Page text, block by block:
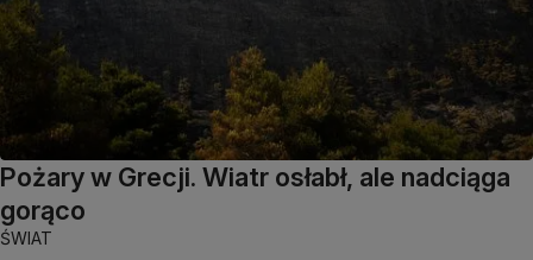
Pożary w Grecji. Wiatr osłabł, ale nadciąga
gorąco
ŚWIAT